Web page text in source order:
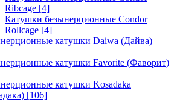
Ribcage [4]
Катушки безынерционные Condor
Rollcage [4]
катушки Daiwa (Дайва)
катушки Favorite (Фаворит)
катушки Kosadaka
[106]